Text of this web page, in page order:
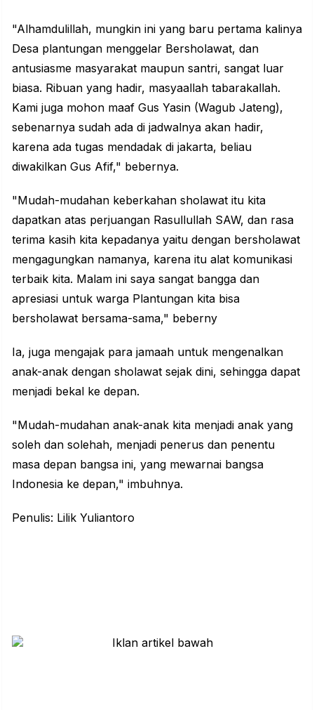
"Alhamdulillah, mungkin ini yang baru pertama kalinya
Desa plantungan menggelar Bersholawat, dan
antusiasme masyarakat maupun santri, sangat luar
biasa. Ribuan yang hadir, masyaallah tabarakallah.
Kami juga mohon maaf Gus Yasin (Wagub Jateng),
sebenarnya sudah ada di jadwalnya akan hadir,
karena ada tugas mendadak di jakarta, beliau
diwakilkan Gus Afif," bebernya.
"Mudah-mudahan keberkahan sholawat itu kita
dapatkan atas perjuangan Rasullullah SAW, dan rasa
terima kasih kita kepadanya yaitu dengan bersholawat
mengagungkan namanya, karena itu alat komunikasi
terbaik kita. Malam ini saya sangat bangga dan
apresiasi untuk warga Plantungan kita bisa
bersholawat bersama-sama," beberny
Ia, juga mengajak para jamaah untuk mengenalkan
anak-anak dengan sholawat sejak dini, sehingga dapat
menjadi bekal ke depan.
"Mudah-mudahan anak-anak kita menjadi anak yang
soleh dan solehah, menjadi penerus dan penentu
masa depan bangsa ini, yang mewarnai bangsa
Indonesia ke depan," imbuhnya.
Penulis: Lilik Yuliantoro